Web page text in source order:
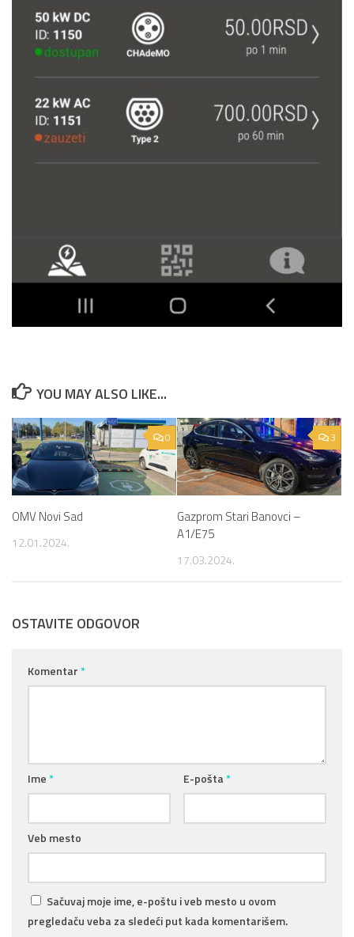
YOU MAY ALSO LIKE...
0
OMV Novi Sad
12.01.2024.
3
Gazprom Stari Banovci –
A1/E75
17.03.2024.
OSTAVITE ODGOVOR
Komentar*
Ime* E-pošta*
Veb mesto
Sačuvaj moje ime, e-poštu i veb mesto u ovom
pregledaču veba za sledeći put kada komentarišem.